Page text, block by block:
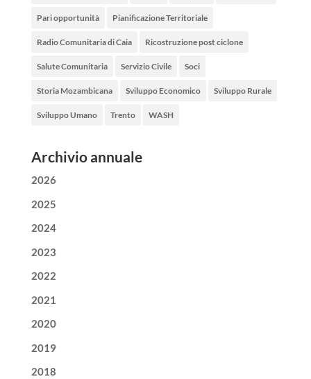
Pari opportunità Pianificazione Territoriale
Radio Comunitaria di Caia Ricostruzione post ciclone
Salute Comunitaria Servizio Civile Soci
Storia Mozambicana Sviluppo Economico Sviluppo Rurale
Sviluppo Umano Trento WASH
Archivio annuale
2026
2025
2024
2023
2022
2021
2020
2019
2018